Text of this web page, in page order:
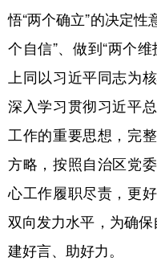
广东 广西
四川 贵州
陕西 甘肃
新疆 内蒙古
多语种频道
Русский язык
悟“两个确立”的决定性
个自信”、做到“两个
上同以习近平同志为
深入学习贯彻习近平
工作的重要思想，完
方略，按照自治区党
心工作履职尽责，更
双向发力水平，为确
建好言、助好力。